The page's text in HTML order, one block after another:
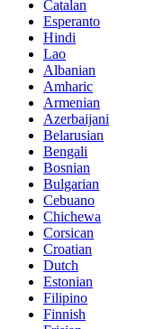
Catalan
Esperanto
Hindi
Lao
Albanian
Amharic
Armenian
Azerbaijani
Belarusian
Bengali
Bosnian
Bulgarian
Cebuano
Chichewa
Corsican
Croatian
Dutch
Estonian
Filipino
Finnish